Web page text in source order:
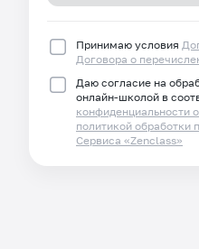
Принимаю условия
Договора о
Даю согласие на
онлайн-школой в
конфиденциальности
политикой обработки
Сервиса «Zenclass»